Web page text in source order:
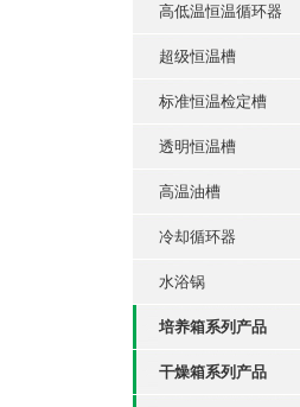
高低温恒温循环器
超级恒温槽
标准恒温检定槽
透明恒温槽
高温油槽
冷却循环器
水浴锅
培养箱系列产品
干燥箱系列产品